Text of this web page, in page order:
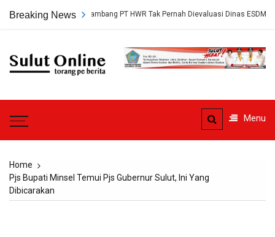
Breaking News
Persetujuan Tambang PT HWR Tak Pernah Dievaluasi Dinas ESDM
Sulut
Menu
Home
Pjs Bupati Minsel Temui Pjs Gubernur Sulut, Ini Yang
Dibicarakan